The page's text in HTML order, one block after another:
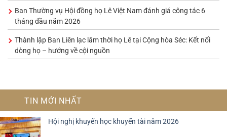
Ban Thường vụ Hội đồng họ Lê Việt Nam đánh giá công tác 6
tháng đầu năm 2026
Thành lập Ban Liên lạc lâm thời họ Lê tại Cộng hòa Séc: Kết nối
dòng họ – hướng về cội nguồn
TIN MỚI NHẤT
Hội nghị khuyến học khuyến tài năm 2026